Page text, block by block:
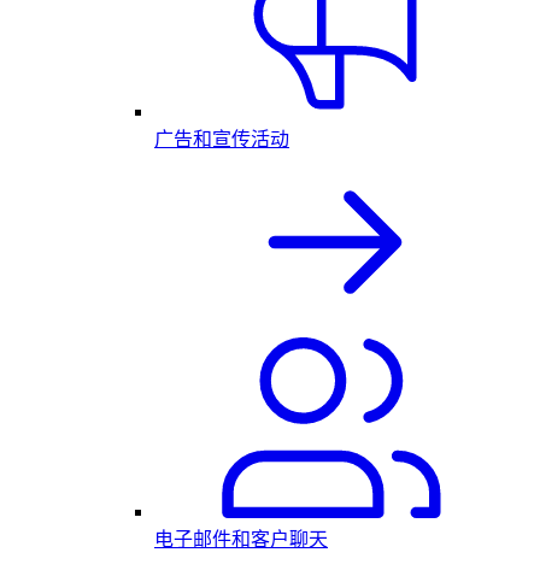
广告和宣传活动
电子邮件和客户聊天